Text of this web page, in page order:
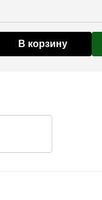
В корзину